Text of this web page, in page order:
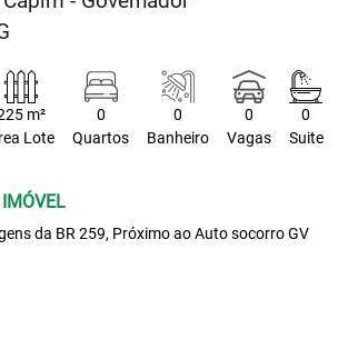
m²
Lote
0
Quartos
0
Banheiro
0
Vagas
0
Suite
da BR 259, Próximo ao Auto socorro GV